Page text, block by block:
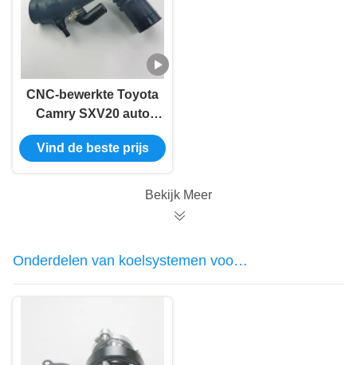
CNC-bewerkte Toyota
Camry SXV20 auto
luchtinlaatpijp slang
17881-03140
Vind de beste prijs
Bekijk Meer
Onderdelen van koelsystemen voor
auto's